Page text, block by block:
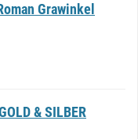
Grawinkel
& SILBER